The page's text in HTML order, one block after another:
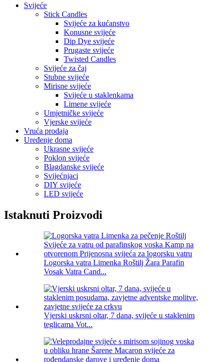
Svijeće
Stick Candles
Svijeće za kućanstvo
Konusne svijeće
Dip Dye svijeće
Prugaste svijeće
Twisted Candles
Svijeće za čaj
Stubne svijeće
Mirisne svijeće
Svijeće u staklenkama
Limene svijeće
Umjetničke svijeće
Vjerske svijeće
Vruća prodaja
Uređenje doma
Ukrasne svijeće
Poklon svijeće
Blagdanske svijeće
Svijećnjaci
DIY svijeće
LED svijeće
Istaknuti Proizvodi
Logorska vatra Limenka Roštilj Žara Parafin
Vosak Vatra Cand...
Vjerski uskrsni oltar, 7 dana, svijeće u staklenim
teglicama Vot...